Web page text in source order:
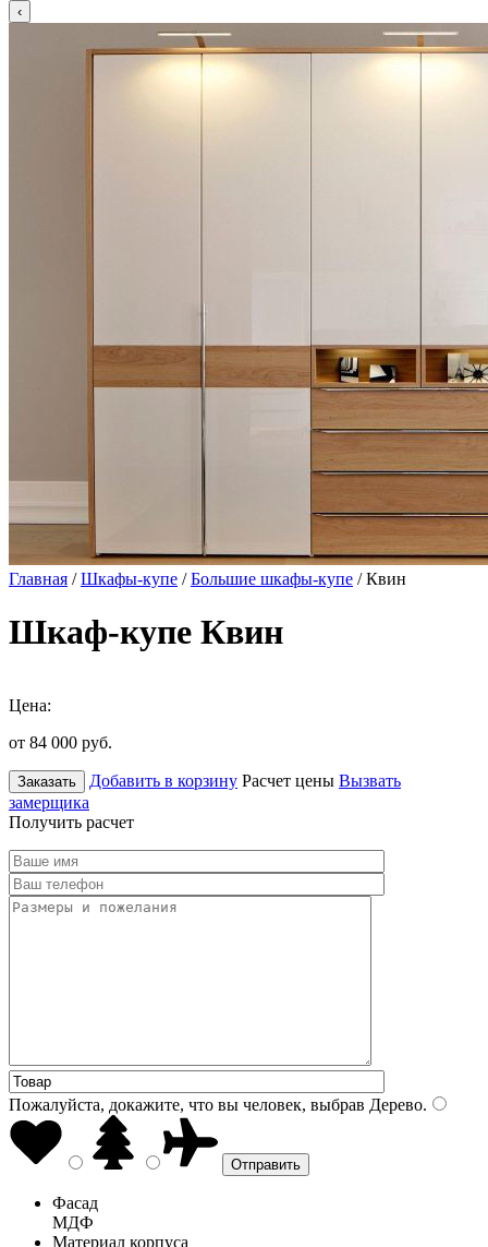
Главная /Шкафы-купе /Большие шкафы-купе / Квин
Шкаф-купе Квин
Цена:
от 84 000 руб.
Заказать Добавить в корзину Расчет цены Вызвать
замерщика
Получить расчет
Пожалуйста, докажите, что вы человек, выбрав Дерево.
Фасад
МДФ
Материал корпуса